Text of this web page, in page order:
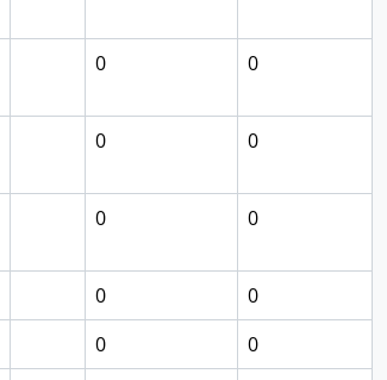
0 0
0 0
0 0
0
0
0
0